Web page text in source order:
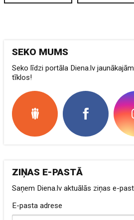
SEKO MUMS
Seko līdzi portāla Diena.lv
tīklos!
ZIŅAS E-PASTĀ
Saņem Diena.lv aktuālās ziņas e-
E-pasta adrese